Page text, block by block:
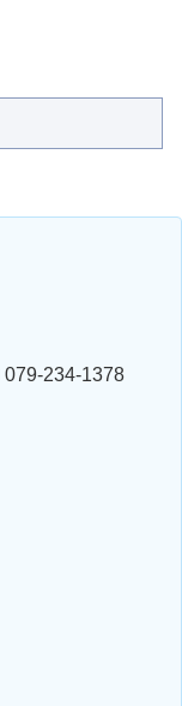
079-234-1378